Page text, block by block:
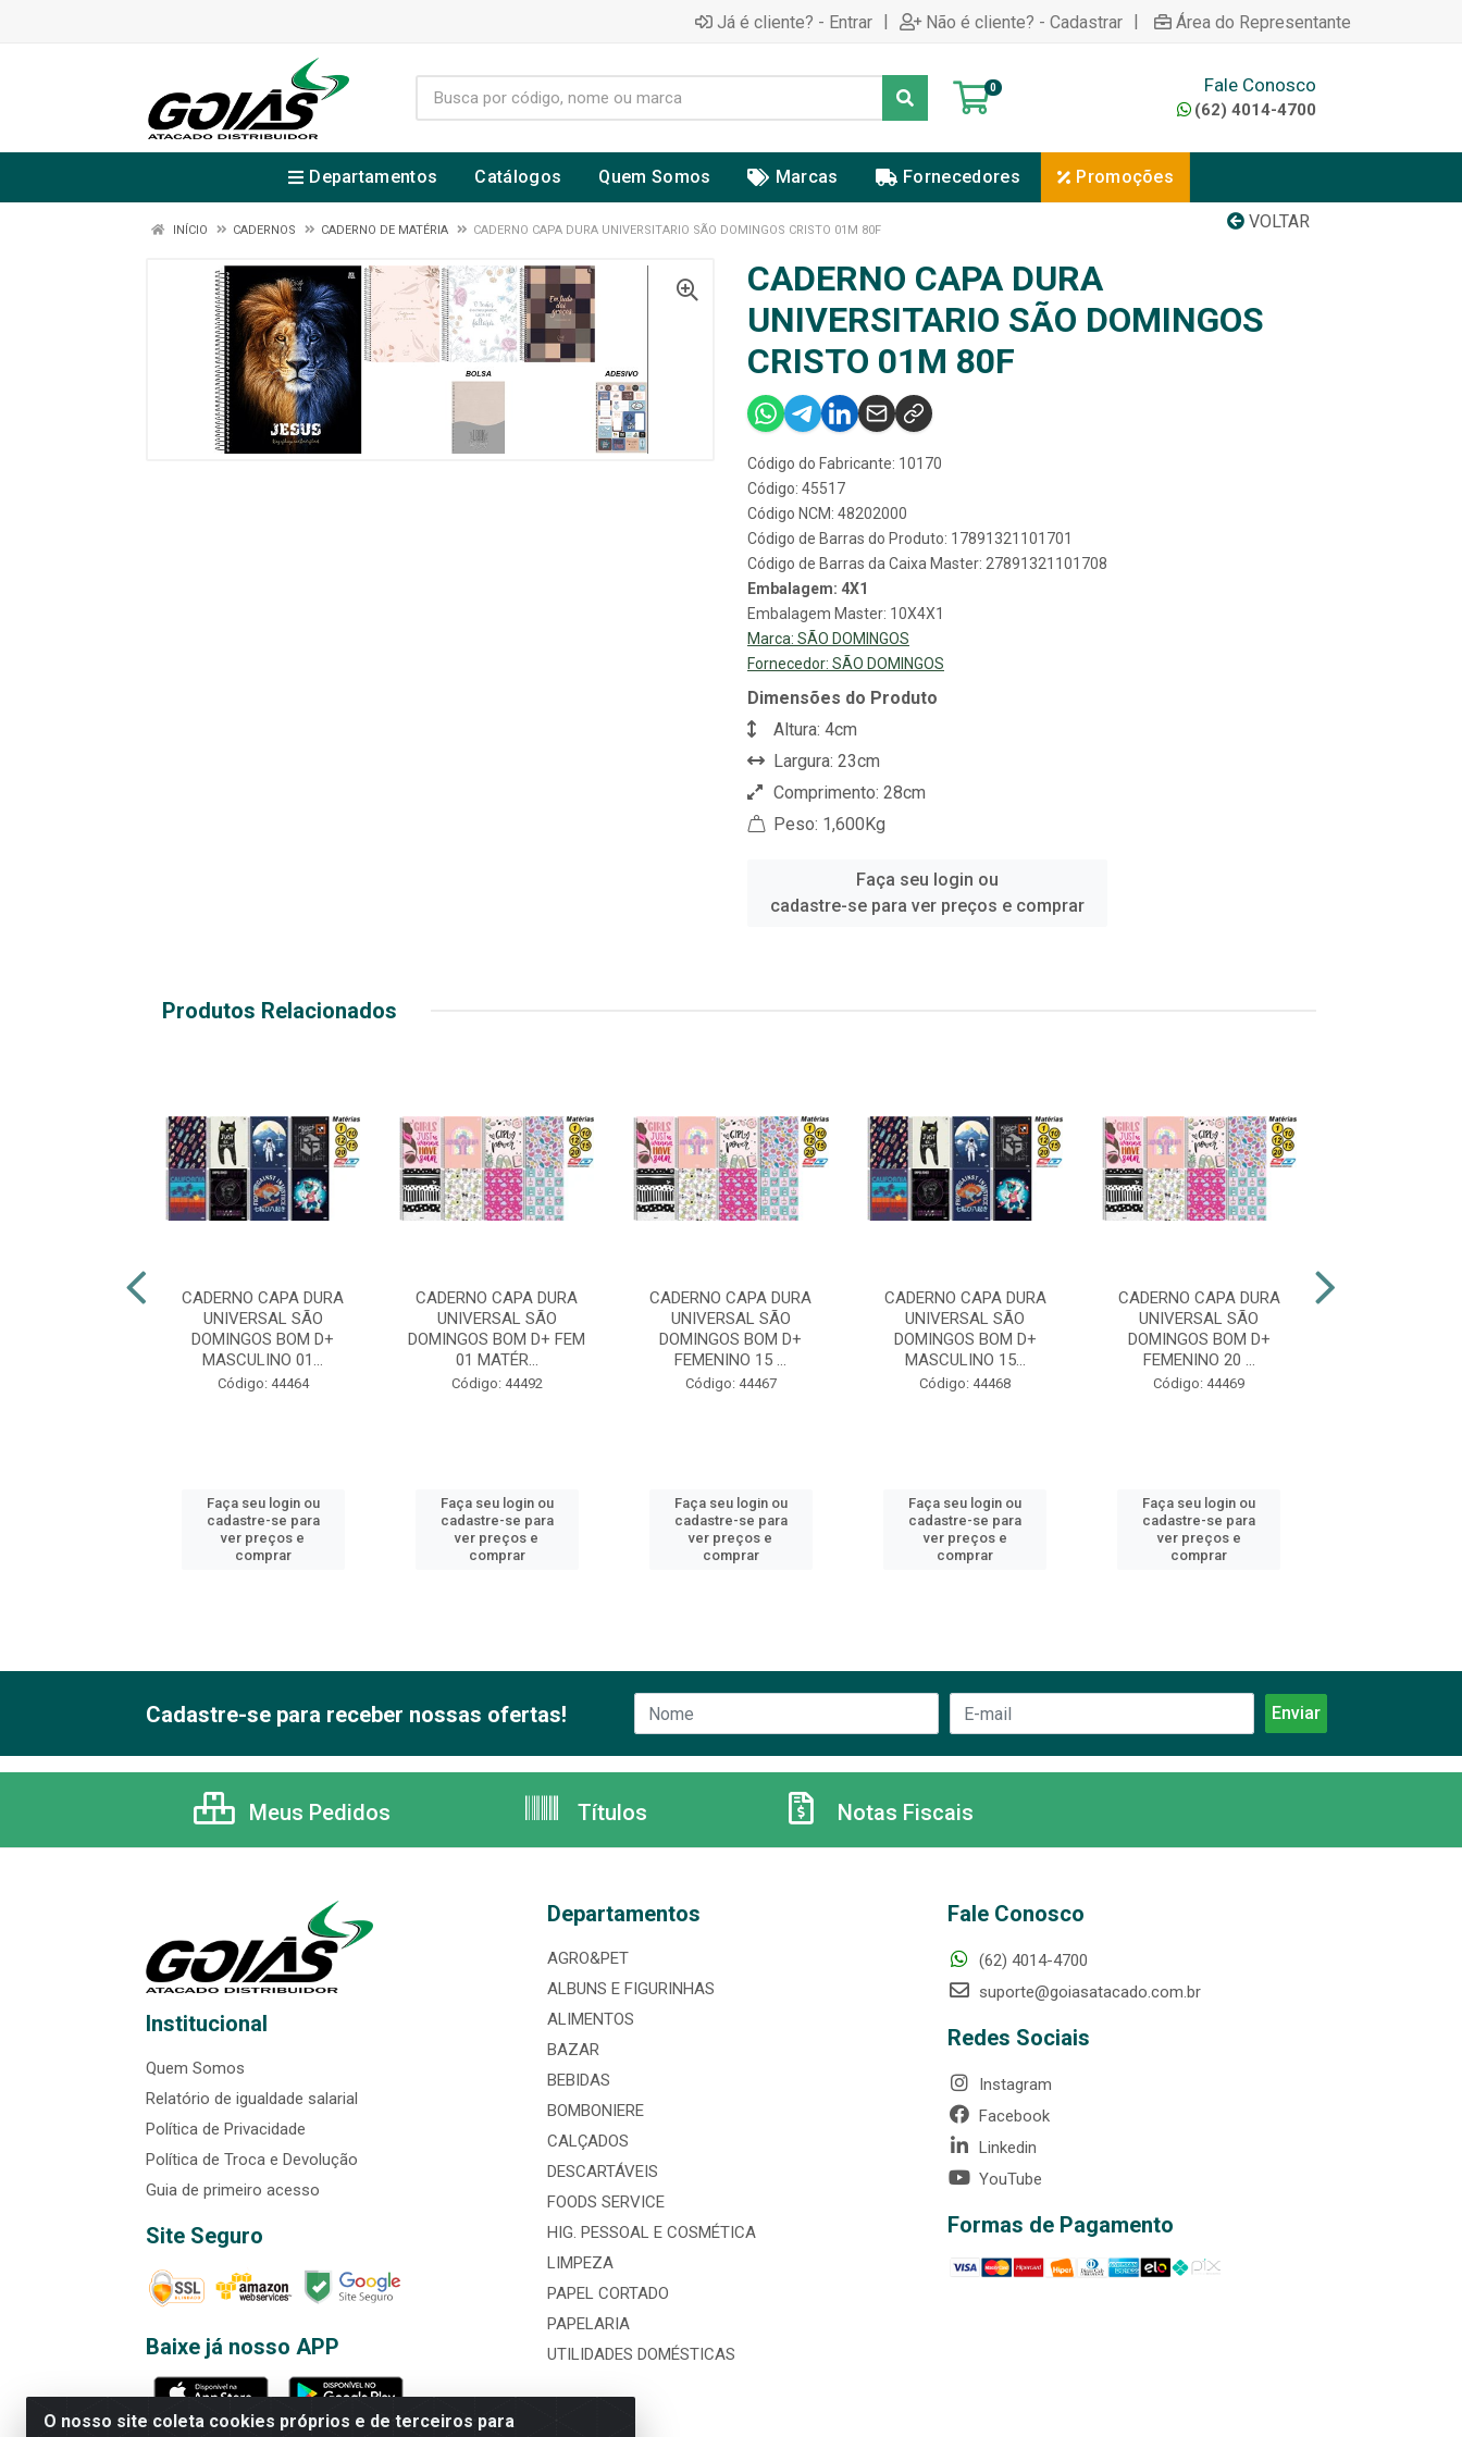
Já é cliente? - Entrar | Não é cliente? - Cadastrar | Área do Representante
0 Fale Conosco
(62) 4014-4700
Departamentos Catálogos Quem Somos Marcas Fornecedores Promoções
VOLTAR
INÍCIO CADERNOS CADERNO DE MATÉRIA CADERNO CAPA DURA UNIVERSITARIO SÃO DOMINGOS CRISTO 01M 80F
CADERNO CAPA DURA
UNIVERSITARIO SÃO DOMINGOS
CRISTO 01M 80F
Código do Fabricante: 10170
Código: 45517
Código NCM: 48202000
Código de Barras do Produto: 17891321101701
Código de Barras da Caixa Master: 27891321101708
Embalagem: 4X1
Embalagem Master: 10X4X1
Marca: SÃO DOMINGOS
Fornecedor: SÃO DOMINGOS
Dimensões do Produto
Altura: 4cm
Largura: 23cm
Comprimento: 28cm
Peso: 1,600Kg
Faça seu login ou
cadastre-se para ver preços e comprar
Produtos Relacionados
CADERNO CAPA DURA
UNIVERSAL SÃO
DOMINGOS BOM D+
MASCULINO 01...
Código: 44464
Faça seu login ou
cadastre-se para
ver preços e
comprar
CADERNO CAPA DURA
UNIVERSAL SÃO
DOMINGOS BOM D+ FEM
01 MATÉR...
Código: 44492
Faça seu login ou
cadastre-se para
ver preços e
comprar
CADERNO CAPA DURA
UNIVERSAL SÃO
DOMINGOS BOM D+
FEMENINO 15 ...
Código: 44467
Faça seu login ou
cadastre-se para
ver preços e
comprar
CADERNO CAPA DURA
UNIVERSAL SÃO
DOMINGOS BOM D+
MASCULINO 15...
Código: 44468
Faça seu login ou
cadastre-se para
ver preços e
comprar
CADERNO CAPA DURA
UNIVERSAL SÃO
DOMINGOS BOM D+
FEMENINO 20 ...
Código: 44469
Faça seu login ou
cadastre-se para
ver preços e
comprar
O nosso site coleta cookies próprios e de terceiros para
Cadastre-se para receber nossas ofertas!
Meus Pedidos Títulos Notas Fiscais
Institucional
Quem Somos
Relatório de igualdade salarial
Política de Privacidade
Política de Troca e Devolução
Guia de primeiro acesso
Site Seguro
Baixe já nosso APP
Departamentos
AGRO&PET
ALBUNS E FIGURINHAS
ALIMENTOS
BAZAR
BEBIDAS
BOMBONIERE
CALÇADOS
DESCARTÁVEIS
FOODS SERVICE
HIG. PESSOAL E COSMÉTICA
LIMPEZA
PAPEL CORTADO
PAPELARIA
UTILIDADES DOMÉSTICAS
Fale Conosco
(62) 4014-4700
suporte@goiasatacado.com.br
Redes Sociais
Instagram
Facebook
Linkedin
YouTube
Formas de Pagamento